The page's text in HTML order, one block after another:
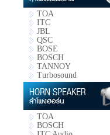
TOA
ITC
JBL
QSC
BOSE
BOSCH
TANNOY
Turbosound
TOA
BOSCH